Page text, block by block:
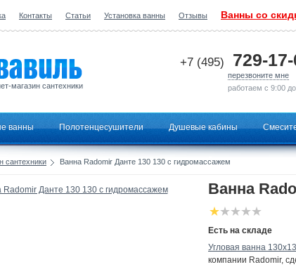
Контакты Статьи Установка ванны Отзывы Ванны со
магазин сантехники
+7 (495) 729-
перезвоните мне
работаем с 9:00
ванны Полотенцесушители Душевые кабины
сантехники Ванна Radomir Данте 130 130 с гидромассажем
Ванна
Есть на складе
Угловая ванна
компании Radomir,